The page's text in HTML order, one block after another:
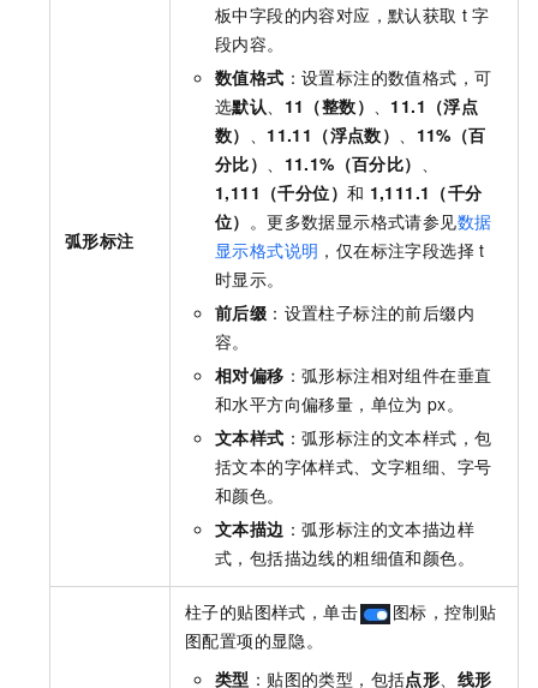
弧形标注
板中字段的内容对应，默认获取 t 字
段内容。
数值格式 ：设置标注的数值格式，可
选默认、 11（整数） 、 11.1（浮点
数） 、 11.11（浮点数） 、 11%（百
分比） 、 11.1%（百分比） 、
1,111（千分位） 和 1,111.1（千分
位） 。更多数据显示格式请参见数据
显示格式说明 ，仅在标注字段选择 t
时显示。
前后缀 ：设置柱子标注的前后缀内
容。
相对偏移 ：弧形标注相对组件在垂直
和水平方向偏移量，单位为 px。
文本样式 ：弧形标注的文本样式，包
括文本的字体样式、文字粗细、字号
和颜色。
文本描边 ：弧形标注的文本描边样
式，包括描边线的粗细值和颜色。
柱子的贴图样式，单击
图标，控制贴
图配置项的显隐。
类型 ：贴图的类型，包括点形、 线形